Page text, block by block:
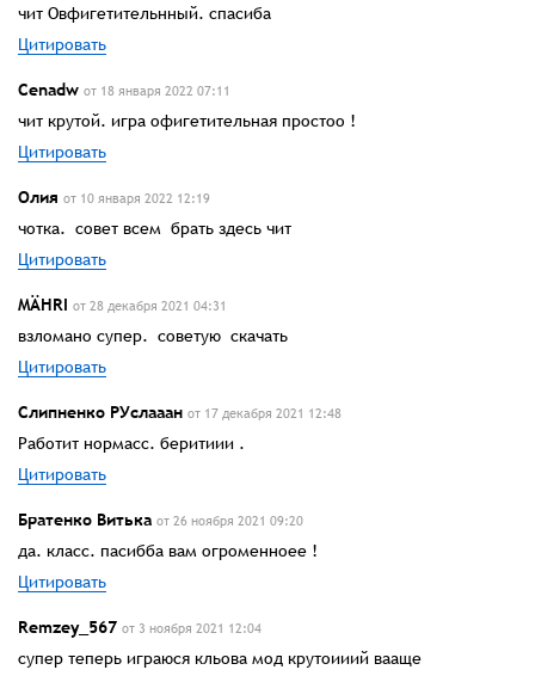
чит Овфигетительнный. спасиба
Цитировать
Cenadw от 18 января 2022 07:11
чит крутой. игра офигетительная простоо !
Цитировать
Олия от 10 января 2022 12:19
чотка. совет всем брать здесь чит
Цитировать
MÄHRI от 28 декабря 2021 04:31
взломано супер. советую скачать
Цитировать
Слипненко РУслааан от 17 декабря 2021 12:48
Работит нормасс. беритиии .
Цитировать
Братенко Витька от 26 ноября 2021 09:20
да. класс. пасибба вам огроменноее !
Цитировать
Remzey_567 от 3 ноября 2021 12:04
супер теперь играюся кльова мод крутоииий вааще